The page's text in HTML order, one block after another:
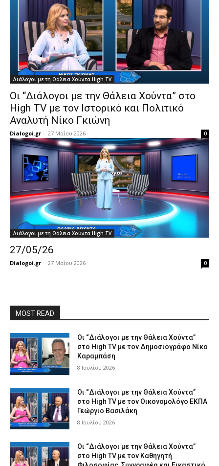
Διάλογοι με τη Θάλεια Χούντα High TV
Οι “Διάλογοι με την Θάλεια Χούντα” στο
High TV με τον Ιστορικό και Πολιτικό
Αναλυτή Νίκο Γκιώνη
Dialogoi.gr - 27 Μαΐου 2026 0
Διάλογοι με τη Θάλεια Χούντα High TV
27/05/26
Dialogoi.gr - 27 Μαΐου 2026 0
MOST READ
Οι “Διάλογοι με την Θάλεια Χούντα”
στο High TV με τον Δημοσιογράφο Νίκο
Καραμπάση
8 Ιουλίου 2026
Οι “Διάλογοι με την Θάλεια Χούντα”
στο High TV με τον Οικονομολόγο ΕΚΠΑ
Γεώργιο Βασιλάκη
8 Ιουλίου 2026
Οι “Διάλογοι με την Θάλεια Χούντα”
στο High TV με τον Καθηγητή